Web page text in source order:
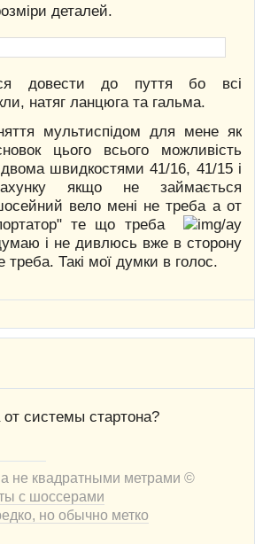
деталей.
довести до пуття бо всі
натяг ланцюга та гальма.
мультиспідом для мене як
цього всього можливість
швидкостями 41/16, 41/15 і
якщо не займається
вело мені не треба а от
те що треба
і не дивлюсь вже в сторону
треба. Такі мої думки в голос.
от системы стартона?
не квадратными метрами ©
с шоссерами
но обычно метко